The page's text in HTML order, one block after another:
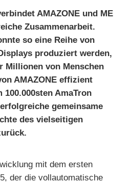
AMAZONE und ME
Zusammenarbeit.
so eine Reihe von
produziert werden,
Millionen von Menschen
AMAZONE effizient
AmaTron
gemeinsame
des vielseitigen
mit dem ersten
der die vollautomatische